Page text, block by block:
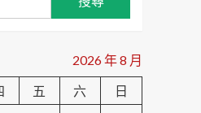
2026 年 8 月
五 六
日